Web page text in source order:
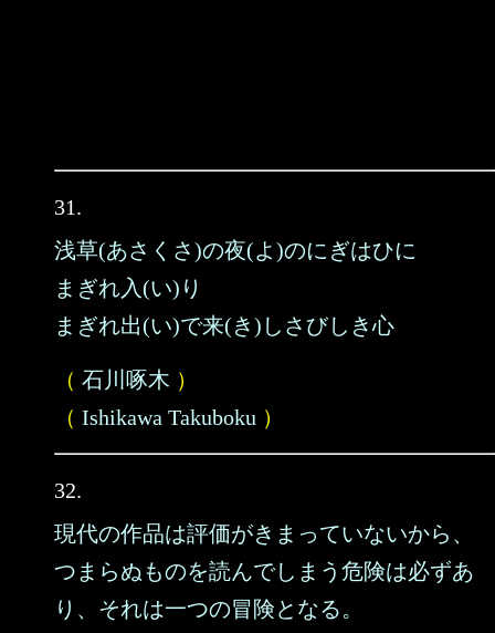
31.
浅草(あさくさ)の夜(よ)のにぎはひに
まぎれ入(い)り
まぎれ出(い)で来(き)しさびしき心
（ 石川啄木 ）
（ Ishikawa Takuboku ）
32.
現代の作品は評価がきまっていないから、
つまらぬものを読んでしまう危険は必ずあ
り、それは一つの冒険となる。